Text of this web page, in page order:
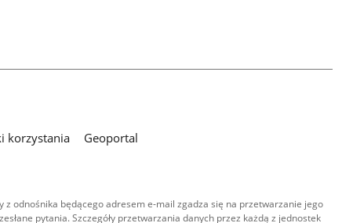
korzystania
Geoportal
odnośnika będącego adresem e-mail zgadza się na przetwarzanie jego
pytania. Szczegóły przetwarzania danych przez każdą z jednostek